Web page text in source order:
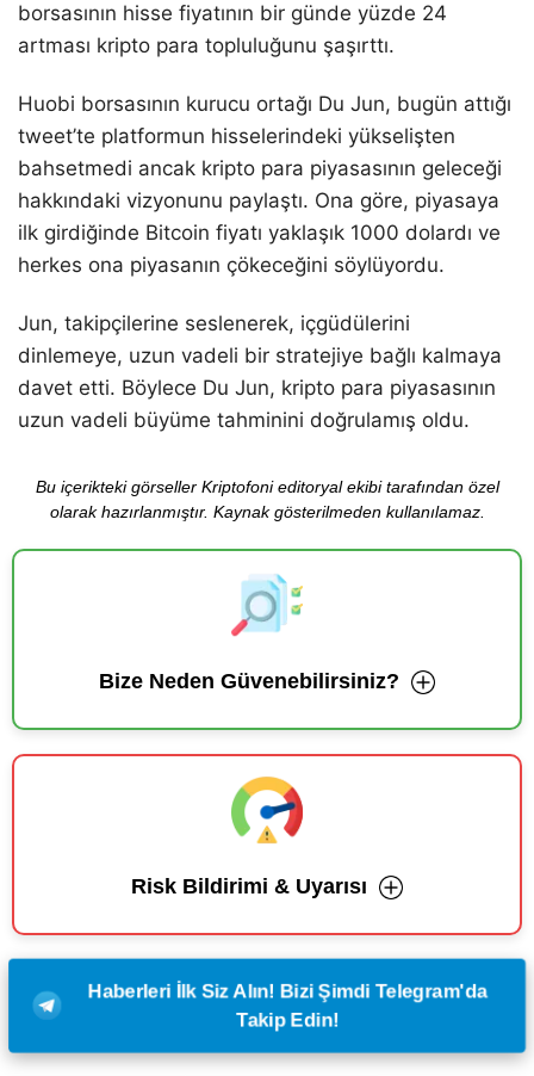
borsasının hisse fiyatının bir günde yüzde 24
artması kripto para topluluğunu şaşırttı.
Huobi borsasının kurucu ortağı Du Jun, bugün attığı
tweet’te platformun hisselerindeki yükselişten
bahsetmedi ancak kripto para piyasasının geleceği
hakkındaki vizyonunu paylaştı. Ona göre, piyasaya
ilk girdiğinde Bitcoin fiyatı yaklaşık 1000 dolardı ve
herkes ona piyasanın çökeceğini söylüyordu.
Jun, takipçilerine seslenerek, içgüdülerini
dinlemeye, uzun vadeli bir stratejiye bağlı kalmaya
davet etti. Böylece Du Jun, kripto para piyasasının
uzun vadeli büyüme tahminini doğrulamış oldu.
Bu içerikteki görseller Kriptofoni editoryal ekibi tarafından özel
olarak hazırlanmıştır. Kaynak gösterilmeden kullanılamaz.
Bize Neden Güvenebilirsiniz?
Risk Bildirimi & Uyarısı
Haberleri İlk Siz Alın! Bizi Şimdi Telegram'da
Takip Edin!